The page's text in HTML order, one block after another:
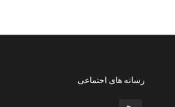
رسانه های اجتماعی